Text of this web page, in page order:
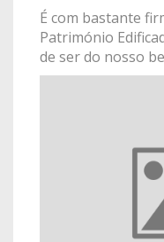
É com bastante
Património
de ser do nosso